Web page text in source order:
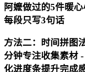
阿嬷做过的5件暖
每段只写3句话
方法二：时间拼图
分钟专注收集素材
化进度条提升完成